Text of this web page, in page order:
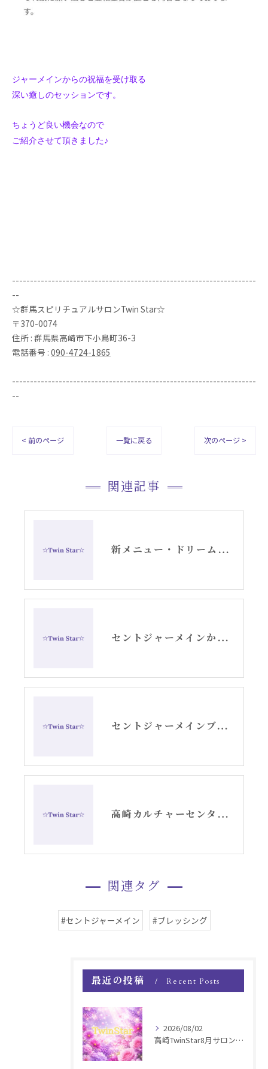
ジャーメインからの祝福を受け取る
深い癒しのセッションです。
ちょうど良い機会なので
ご紹介させて頂きました♪
--------------------------------------------------------------------
--
☆群馬スピリチュアルサロンTwin Star☆
〒370-0074
住所 : 群馬県高崎市下小鳥町36-3
電話番号 : 090-4724-1865
--------------------------------------------------------------------
--
< 前のページ 一覧に戻る 次のページ >
関連記事
新メニュー・ドリームデコードセッションお知らせ
セントジャーメインからのスピリチュアルメッセージ・アリーシャ
セントジャーメインブレッシングカード「リセット」グリッド画像
高崎カルチャーセンターでのエンジェルカード講座スタート
関連タグ
#セントジャーメイン #ブレッシング
最近の投稿 Recent Posts
2026/08/02
高崎TwinStar8月サロンお知らせ